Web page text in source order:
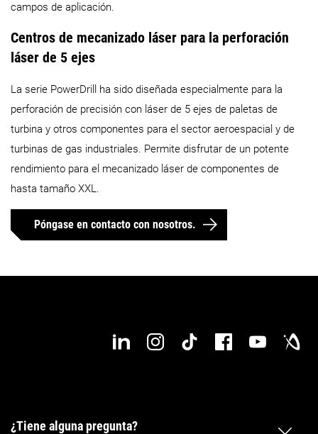
Máx. recorrido Z700 mm
Detalles Detalles
campos de aplicación.
Centros de mecanizado láser para la perforación
láser de 5 ejes
La serie PowerDrill ha sido diseñada especialmente para la
perforación de precisión con láser de 5 ejes de paletas de
turbina y otros componentes para el sector aeroespacial y de
turbinas de gas industriales. Permite disfrutar de un potente
rendimiento para el mecanizado láser de componentes de
hasta tamaño XXL.
Póngase en contacto con nosotros.
¿Tiene alguna pregunta?